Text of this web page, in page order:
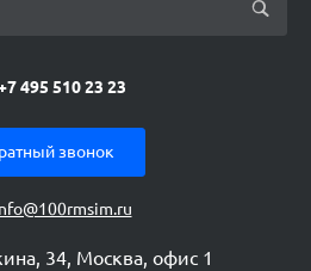
495 510 23 23
звонок
34, Москва, офис 1